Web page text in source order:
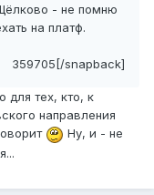
- не помню
на платф.
359705[/snapback]
для тех, кто, к
направления
Ну, и - не